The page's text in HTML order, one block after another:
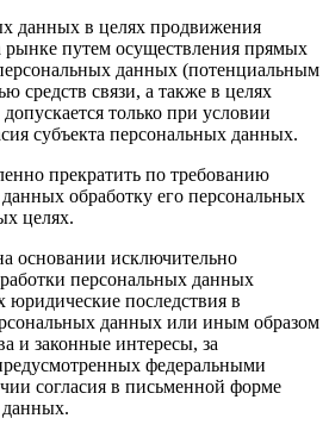
данных в целях продвижения
рынке путем осуществления прямых
данных (потенциальным
средств связи, а также в целях
только при условии
субъекта персональных данных.
прекратить по требованию
обработку его персональных
целях.
основании исключительно
персональных данных
последствия в
данных или иным образом
и законные интересы, за
федеральными
согласия в письменной форме
данных.